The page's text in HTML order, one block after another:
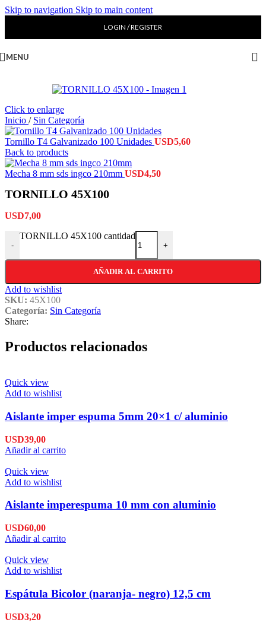
Skip to navigation Skip to main content
LOGIN / REGISTER
MENU
Click to enlarge
Inicio / Sin Categoría
Tornillo T4 Galvanizado 100 Unidades USD5,60
Back to products
Mecha 8 mm sds ingco 210mm USD4,50
TORNILLO 45X100
USD7,00
-
TORNILLO 45X100 cantidad
+
AÑADIR AL CARRITO
Add to wishlist
SKU: 45X100
Categoría: Sin Categoría
Share:
Productos relacionados
Quick view
Add to wishlist
Aislante imper espuma 5mm 20×1 c/ aluminio
USD39,00
Añadir al carrito
Quick view
Add to wishlist
Aislante imperespuma 10 mm con aluminio
USD60,00
Añadir al carrito
Quick view
Add to wishlist
Espátula Bicolor (naranja- negro) 12,5 cm
USD3,20